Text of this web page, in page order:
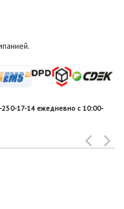
250-17-14 ежедневно с 10:00-